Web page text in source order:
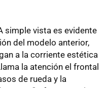
simple vista es evidente
del modelo anterior,
a la corriente estética
la atención el frontal
de rueda y la